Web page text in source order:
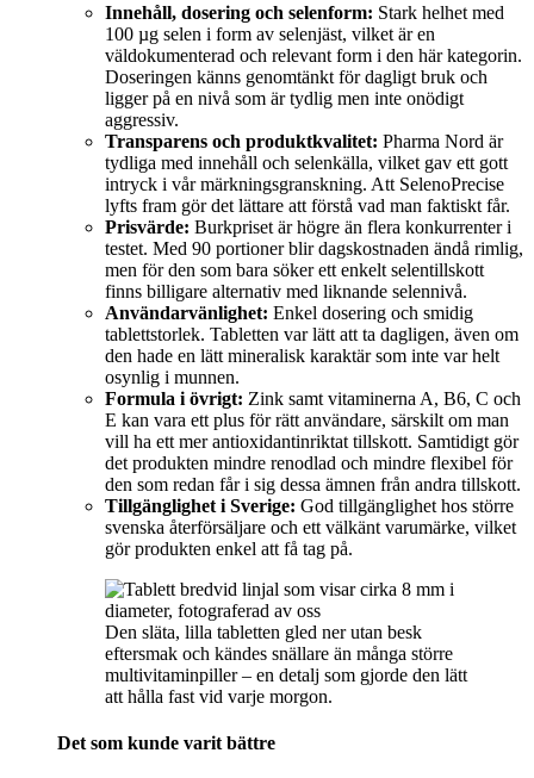
Innehåll, dosering och selenform: Stark helhet med
100 µg selen i form av selenjäst, vilket är en
väldokumenterad och relevant form i den här kategorin.
Doseringen känns genomtänkt för dagligt bruk och
ligger på en nivå som är tydlig men inte onödigt
aggressiv.
Transparens och produktkvalitet: Pharma Nord är
tydliga med innehåll och selenkälla, vilket gav ett gott
intryck i vår märkningsgranskning. Att SelenoPrecise
lyfts fram gör det lättare att förstå vad man faktiskt får.
Prisvärde: Burkpriset är högre än flera konkurrenter i
testet. Med 90 portioner blir dagskostnaden ändå rimlig,
men för den som bara söker ett enkelt selentillskott
finns billigare alternativ med liknande selennivå.
Användarvänlighet: Enkel dosering och smidig
tablettstorlek. Tabletten var lätt att ta dagligen, även om
den hade en lätt mineralisk karaktär som inte var helt
osynlig i munnen.
Formula i övrigt: Zink samt vitaminerna A, B6, C och
E kan vara ett plus för rätt användare, särskilt om man
vill ha ett mer antioxidantinriktat tillskott. Samtidigt gör
det produkten mindre renodlad och mindre flexibel för
den som redan får i sig dessa ämnen från andra tillskott.
Tillgänglighet i Sverige: God tillgänglighet hos större
svenska återförsäljare och ett välkänt varumärke, vilket
gör produkten enkel att få tag på.
Den släta, lilla tabletten gled ner utan besk
eftersmak och kändes snällare än många större
multivitaminpiller – en detalj som gjorde den lätt
att hålla fast vid varje morgon.
Det som kunde varit bättre